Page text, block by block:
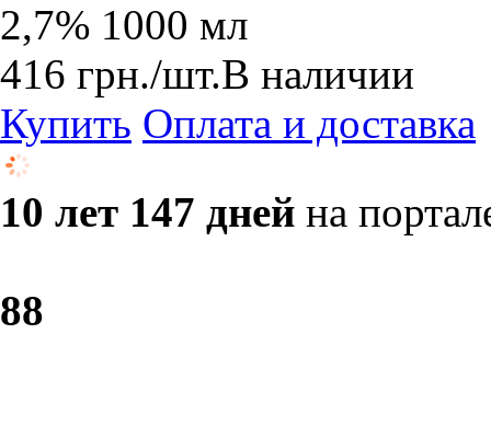
2,7% 1000 мл
416 грн./шт.В наличии
Купить Оплата и доставка
10 лет 147 дней на
88